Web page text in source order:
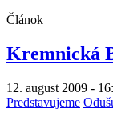
Článok
Kremnická
12. august 2009 -
Predstavujeme